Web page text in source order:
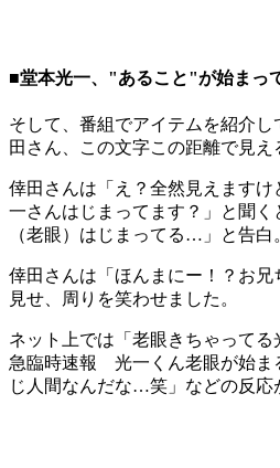
■堂本光一、"あること"が始まっ
そして、番組でアイテムを紹介
田さん、この文字この距離で見え
倖田さんは「え？全然見えます
一さんはじまってます？」と聞く
（老眼）はじまってる…」と告白
倖田さんは「ほんまにー！？お
見せ、周りを笑わせました。
ネット上では「老眼きちゃって
急臨時速報 光一くん老眼が始ま
じ人間なんだな…笑」などの反応